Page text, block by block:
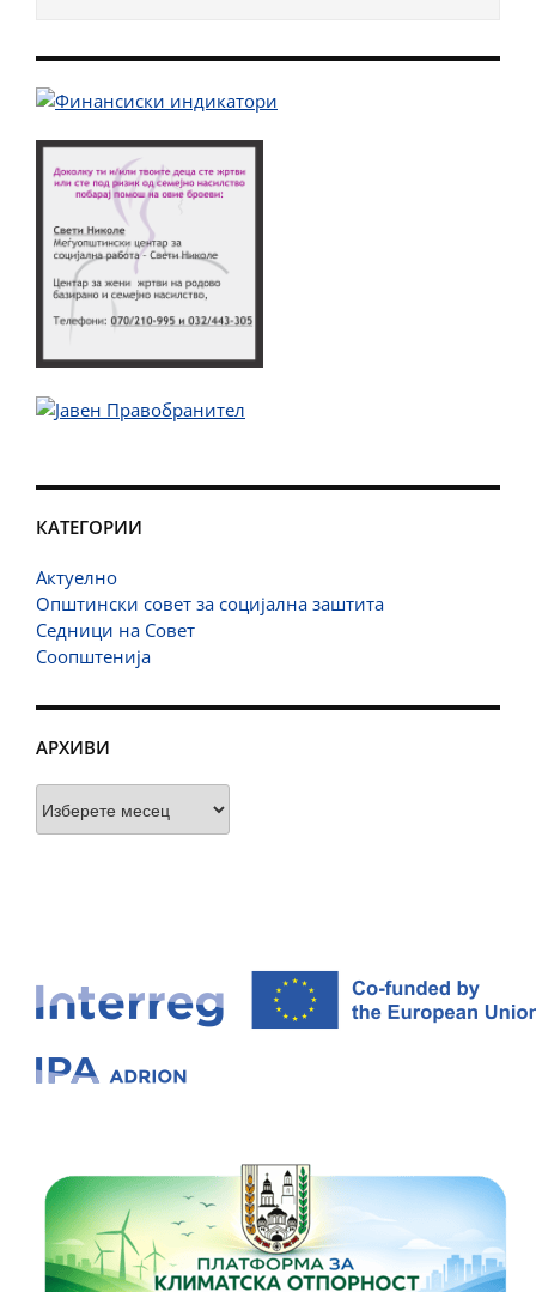
КАТЕГОРИИ
Актуелно
Општински совет за социјална заштита
Седници на Совет
Соопштенија
АРХИВИ